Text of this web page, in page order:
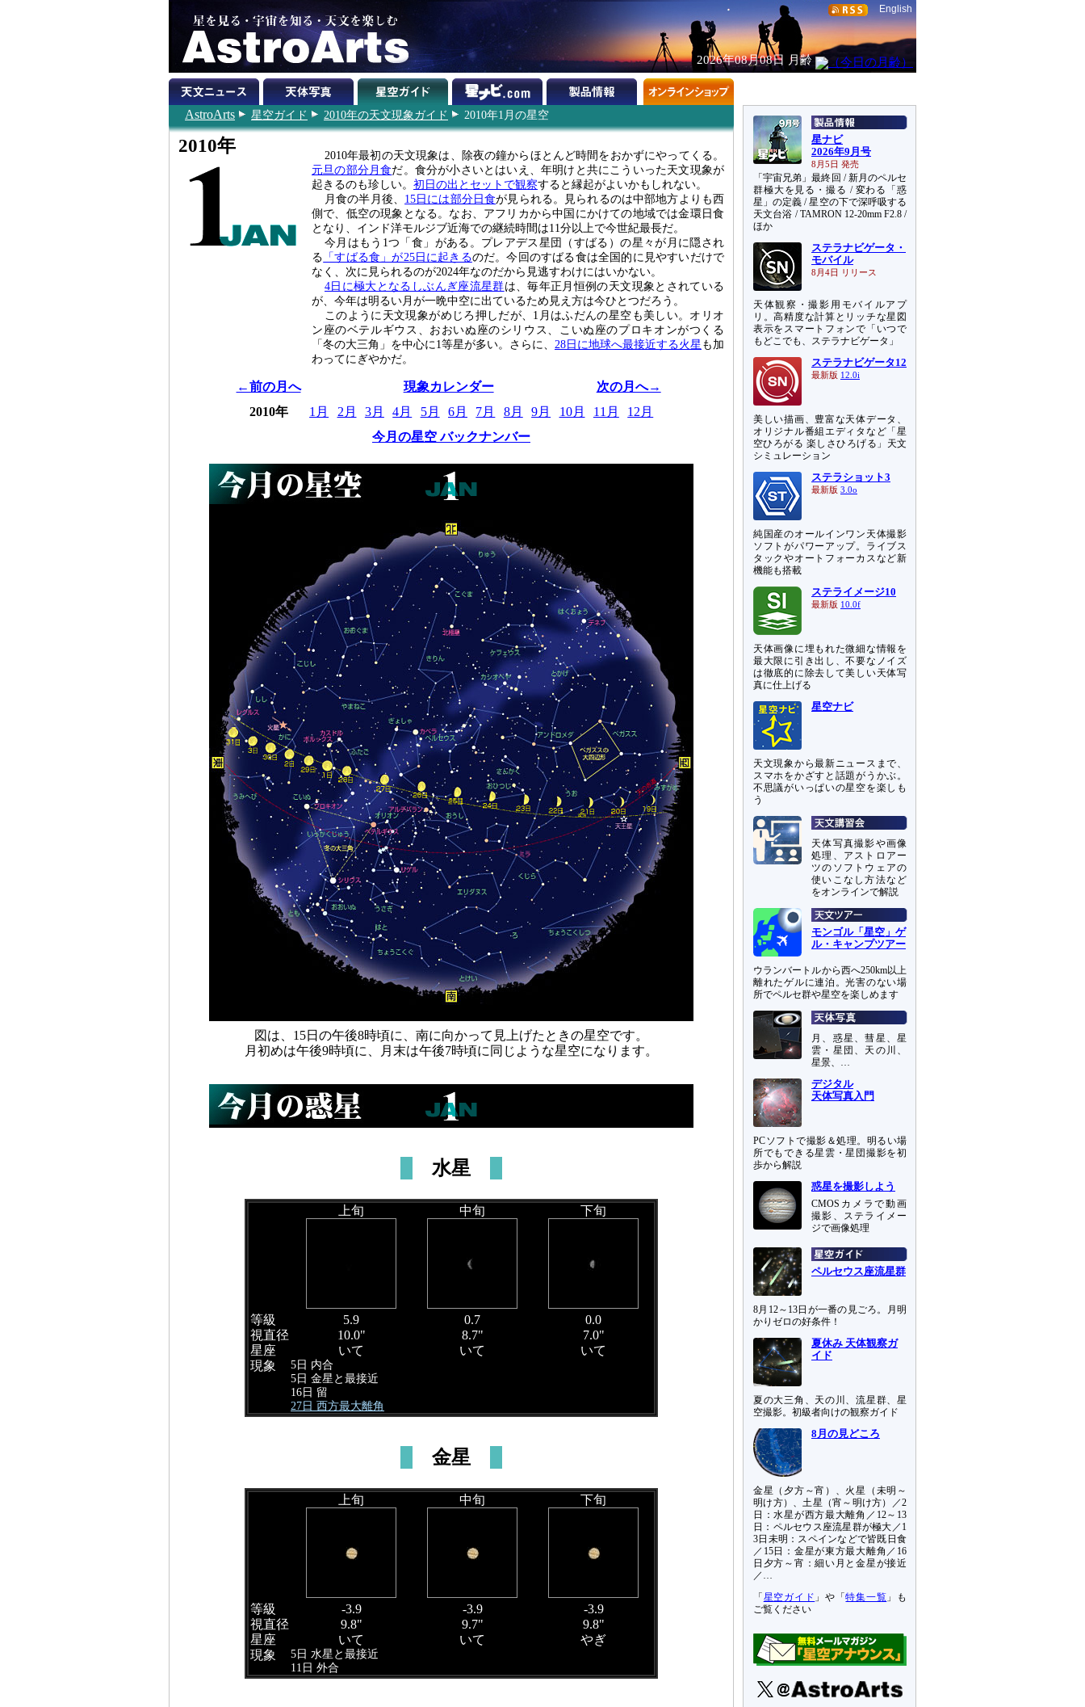
English
2026年08月08日 月齢
AstroArts 星空ガイド 2010年の天文現象ガイド 2010年1月の星空
2010年
2010年最初の天文現象は、除夜の鐘からほとんど時間をおかずにやってくる。
元旦の部分月食だ。食分が小さいとはいえ、年明けと共にこういった天文現象が
起きるのも珍しい。 初日の出とセットで観察すると縁起がよいかもしれない。
月食の半月後、 15日には部分日食が見られる。見られるのは中部地方よりも西
側で、低空の現象となる。なお、アフリカから中国にかけての地域では金環日食
となり、インド洋モルジブ近海での継続時間は11分以上で今世紀最長だ。
今月はもう1つ「食」がある。プレアデス星団（すばる）の星々が月に隠され
る 「すばる食」が25日に起きるのだ。今回のすばる食は全国的に見やすいだけで
なく、次に見られるのが2024年なのだから見逃すわけにはいかない。
4日に極大となるしぶんぎ座流星群は、毎年正月恒例の天文現象とされている
が、今年は明るい月が一晩中空に出ているため見え方は今ひとつだろう。
このように天文現象がめじろ押しだが、1月はふだんの星空も美しい。オリオ
ン座のベテルギウス、おおいぬ座のシリウス、こいぬ座のプロキオンがつくる
「冬の大三角」を中心に1等星が多い。さらに、 28日に地球へ最接近する火星も加
わってにぎやかだ。
←前の月へ 現象カレンダー
次の月へ→
2010年
1月 2月 3月 4月 5月 6月 7月 8月 9月 10月 11月
12月
今月の星空 バックナンバー
図は、15日の午後8時頃に、南に向かって見上げたときの星空です。
月初めは午後9時頃に、月末は午後7時頃に同じような星空になります。
水星
上旬 中旬 下旬
等級 5.9 0.7
0.0
視直径
10.0" 8.7"
7.0"
星座
いて いて
いて
現象
5日 内合
5日 金星と最接近
16日 留
27日 西方最大離角
金星
上旬 中旬 下旬
等級 -3.9 -3.9
-3.9
視直径
9.8" 9.7"
9.8"
星座
いて いて
やぎ
現象
5日 水星と最接近
11日 外合
星ナビ
2026年9月号
8月5日 発売
「宇宙兄弟」最終回 / 新月のペルセ
群極大を見る・撮る / 変わる「惑
星」の定義 / 星空の下で深呼吸する
天文台浴 / TAMRON 12-20mm F2.8 /
ほか
ステラナビゲータ・
モバイル
8月4日 リリース
天体観察・撮影用モバイルアプ
リ。高精度な計算とリッチな星図
表示をスマートフォンで「いつで
もどこでも、ステラナビゲータ」
ステラナビゲータ12
最新版 12.0i
美しい描画、豊富な天体データ、
オリジナル番組エディタなど「星
空ひろがる 楽しさひろげる」天文
シミュレーション
ステラショット3
最新版 3.0o
純国産のオールインワン天体撮影
ソフトがパワーアップ。ライブス
タックやオートフォーカスなど新
機能も搭載
ステライメージ10
最新版 10.0f
天体画像に埋もれた微細な情報を
最大限に引き出し、不要なノイズ
は徹底的に除去して美しい天体写
真に仕上げる
星空ナビ
天文現象から最新ニュースまで、
スマホをかざすと話題がうかぶ。
不思議がいっぱいの星空を楽しも
う
天体写真撮影や画像
処理、アストロアー
ツのソフトウェアの
使いこなし方法など
をオンラインで解説
モンゴル「星空」ゲ
ル・キャンプツアー
ウランバートルから西へ250km以上
離れたゲルに連泊。光害のない場
所でペルセ群や星空を楽しめます
月、惑星、彗星、星
雲・星団、天の川、
星景、…
デジタル
天体写真入門
PCソフトで撮影＆処理。明るい場
所でもできる星雲・星団撮影を初
歩から解説
惑星を撮影しよう
CMOSカメラで動画
撮影、ステライメー
ジで画像処理
ペルセウス座流星群
8月12～13日が一番の見ごろ。月明
かりゼロの好条件！
夏休み 天体観察ガ
イド
夏の大三角、天の川、流星群、星
空撮影。初級者向けの観察ガイド
8月の見どころ
金星（夕方～宵）、火星（未明～
明け方）、土星（宵～明け方）／2
日：水星が西方最大離角／12～13
日：ペルセウス座流星群が極大／1
3日未明：スペインなどで皆既日食
／15日：金星が東方最大離角／16
日夕方～宵：細い月と金星が接近
／…
「 星空ガイド 」や「特集一覧 」も
ご覧ください